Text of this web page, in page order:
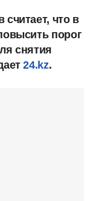
что в
порог
снятия
24.kz.